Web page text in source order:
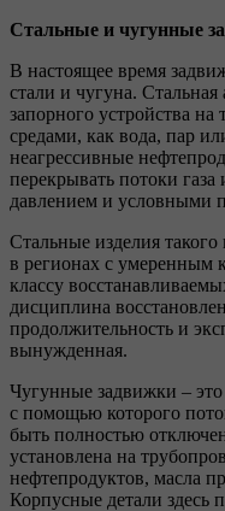
Стальные и чугунные
В настоящее время
стали и чугуна. Стальная
запорного устройства
средами, как вода, пар
неагрессивные
перекрывать потоки
давлением и условными
Стальные изделия
в регионах с умеренным
классу
дисциплина
продолжительность и
вынужденная.
Чугунные задвижки –
с помощью которого
быть полностью
установлена на
нефтепродуктов, масла
Корпусные детали здесь